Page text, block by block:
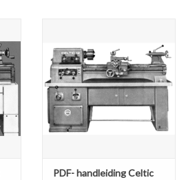
PDF- handleiding Celtic